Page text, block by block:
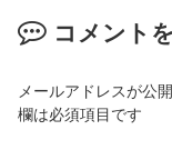
コメント
メールアドレスが公
欄は必須項目です